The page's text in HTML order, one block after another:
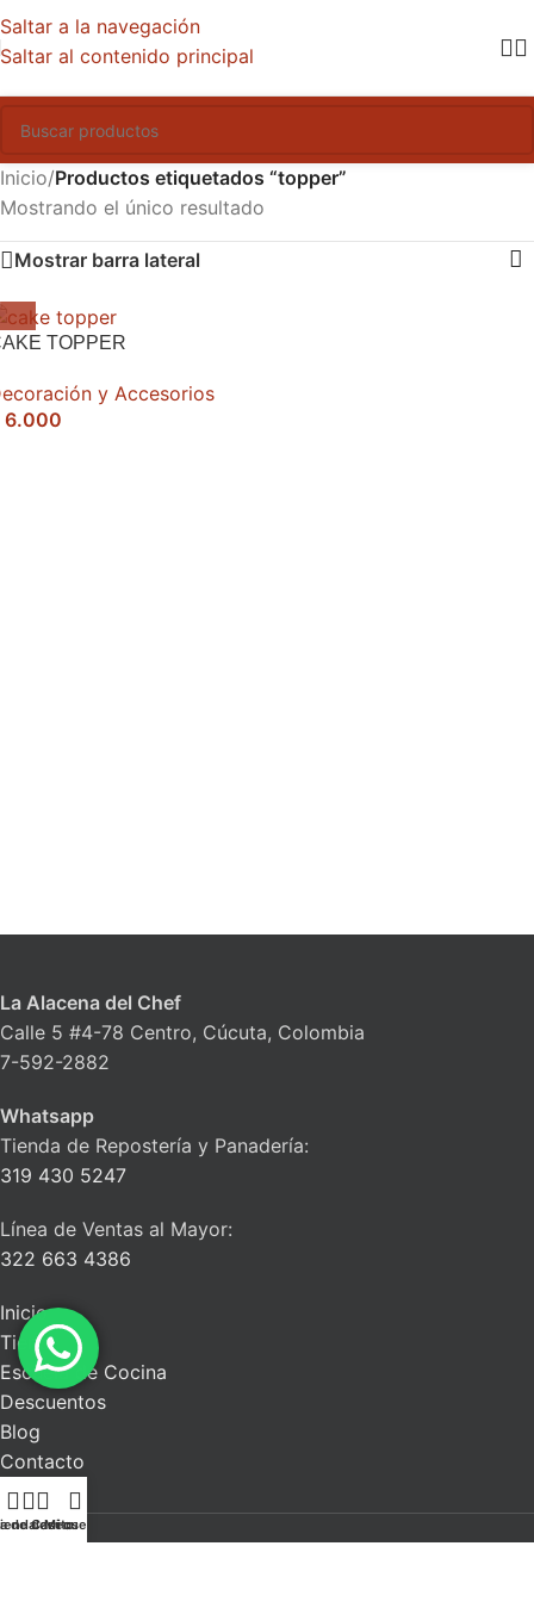
Saltar a la navegación
Saltar al contenido principal
Inicio/Productos etiquetados “topper”
Mostrando el único resultado
Mostrar barra lateral
TOPPER
y Accesorios
6.000
La Alacena del Chef
Calle 5 #4-78 Centro, Cúcuta, Colombia
7-592-2882
Whatsapp
Tienda de Repostería y Panadería:
319 430 5247
Línea de Ventas al Mayor:
322 663 4386
Inicio
Tienda
Escuela de Cocina
Descuentos
Blog
Contacto
de deseos
Carrito
Mi cuenta